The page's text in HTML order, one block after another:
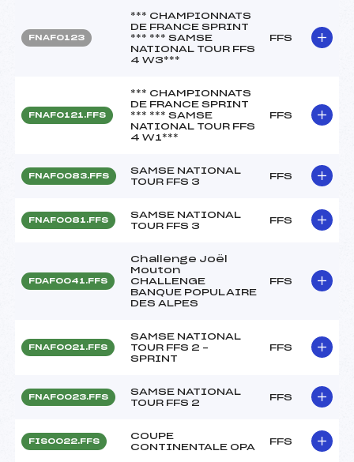
FNAF0123
*** CHAMPIONNATS
DE FRANCE SPRINT
*** *** SAMSE
NATIONAL TOUR FFS
4 W3***
FFS
FNAF0121.FFS
*** CHAMPIONNATS
DE FRANCE SPRINT
*** *** SAMSE
NATIONAL TOUR FFS
4 W1***
FFS
FNAF0083.FFS
SAMSE NATIONAL
TOUR FFS 3
FFS
FNAF0081.FFS
SAMSE NATIONAL
TOUR FFS 3
FFS
FDAF0041.FFS
Challenge Joël
Mouton
CHALLENGE
BANQUE POPULAIRE
DES ALPES
FFS
FNAF0021.FFS
SAMSE NATIONAL
TOUR FFS 2 –
SPRINT
FFS
FNAF0023.FFS
SAMSE NATIONAL
TOUR FFS 2
FFS
FIS0022.FFS
COUPE
CONTINENTALE OPA
FFS